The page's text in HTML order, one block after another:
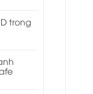
trong